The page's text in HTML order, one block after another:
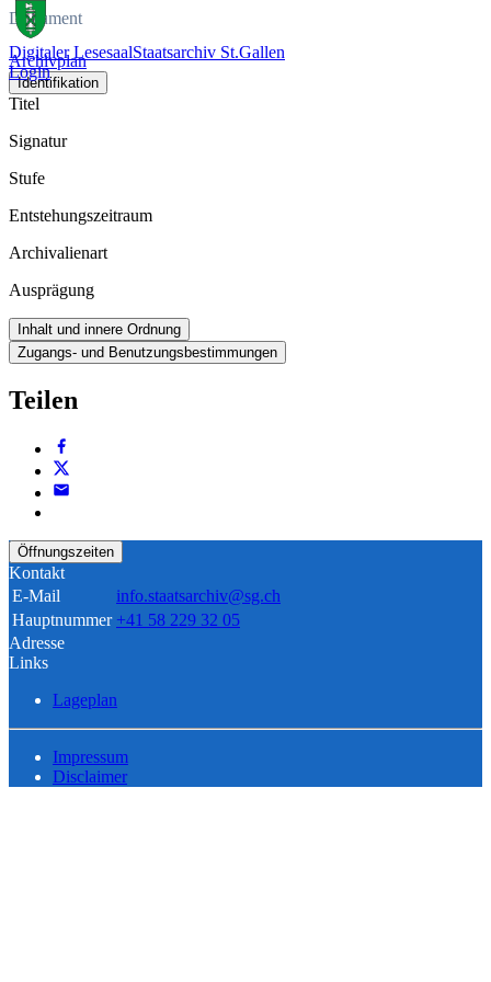
Digitaler LesesaalStaatsarchiv St.Gallen
Login
Dokument
Archivplan
Identifikation
Titel
Signatur
Stufe
Entstehungszeitraum
Archivalienart
Ausprägung
Inhalt und innere Ordnung
Zugangs- und Benutzungsbestimmungen
Teilen
Öffnungszeiten
Kontakt
E-Mail
info.staatsarchiv@sg.ch
Hauptnummer +41 58 229 32 05
Adresse
Links
Lageplan
Impressum
Disclaimer